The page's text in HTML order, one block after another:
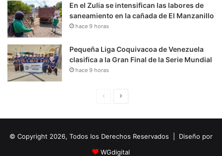
En el Zulia se intensifican las labores de
saneamiento en la cañada de El Manzanillo
hace 9 horas
Pequeña Liga Coquivacoa de Venezuela
clasifica a la Gran Final de la Serie Mundial
hace 9 horas
i
n
u
i
© Copyright 2026, Todos los Derechos Reservados | Diseño por
WGdigital